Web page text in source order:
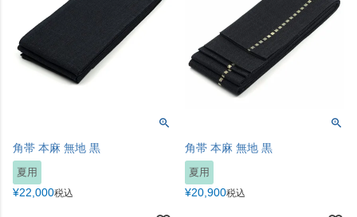
角帯 本麻 無地 黒
夏用
¥22,000税込
角帯 本麻 無地 黒
夏用
¥20,900税込